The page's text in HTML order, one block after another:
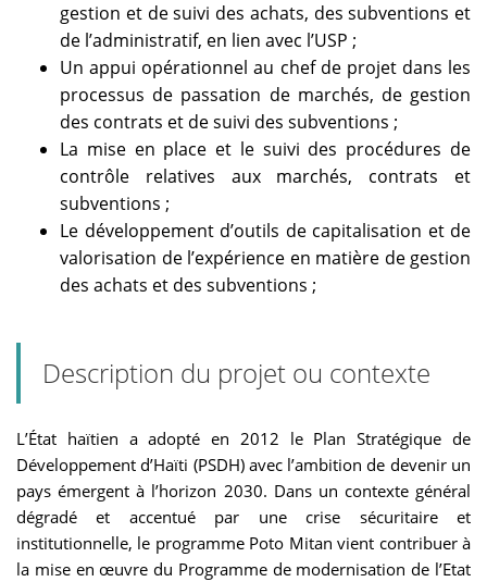
gestion et de suivi des achats, des subventions et
de l’administratif, en lien avec l’USP ;
Un appui opérationnel au chef de projet dans les
processus de passation de marchés, de gestion
des contrats et de suivi des subventions ;
La mise en place et le suivi des procédures de
contrôle relatives aux marchés, contrats et
subventions ;
Le développement d’outils de capitalisation et de
valorisation de l’expérience en matière de gestion
des achats et des subventions ;
Description du projet ou contexte
L’État haïtien a adopté en 2012 le Plan Stratégique de
Développement d’Haïti (PSDH) avec l’ambition de devenir un
pays émergent à l’horizon 2030. Dans un contexte général
dégradé et accentué par une crise sécuritaire et
institutionnelle, le programme Poto Mitan vient contribuer à
la mise en œuvre du Programme de modernisation de l’Etat